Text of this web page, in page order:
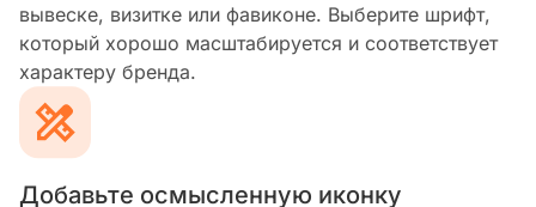
вывеске, визитке или фавиконе. Выберите шрифт,
который хорошо масштабируется и соответствует
характеру бренда.
Добавьте осмысленную иконку